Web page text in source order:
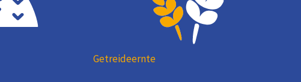
Getreideernte